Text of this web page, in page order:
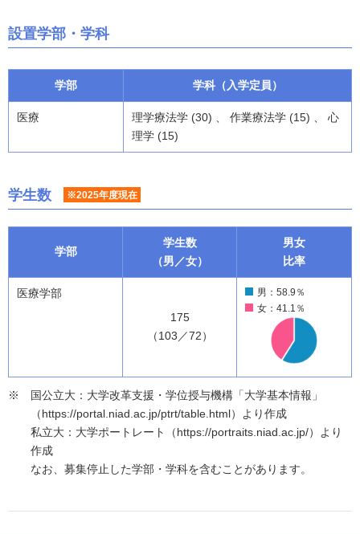
設置学部・学科
学部 学科（入学定員）
医療
理学療法学 (30) 、 作業療法学 (15) 、 心
理学 (15)
学生数 ※2025年度現在
学部
学生数
（男／女）
男女
比率
医療学部
175
（103／72）
男：58.9％
女：41.1％
国公立大：大学改革支援・学位授与機構「大学基本情報」
（https://portal.niad.ac.jp/ptrt/table.html）より作成
私立大：大学ポートレート（https://portraits.niad.ac.jp/）より
作成
なお、募集停止した学部・学科を含むことがあります。